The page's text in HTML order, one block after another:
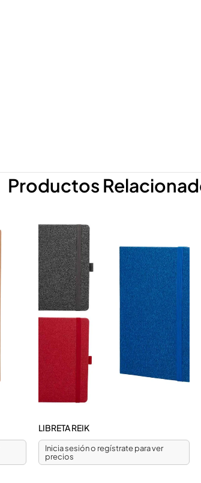
Productos
LIBRETA REIK
Inicia sesión o regístrate para ver
precios